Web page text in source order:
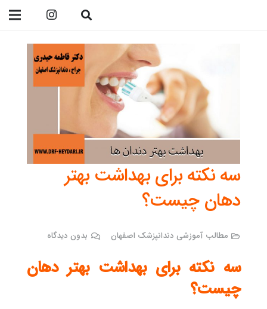
سه نکته برای بهداشت بهتر
دهان چیست؟
مطالب آموزشی دندانپزشک اصفهان بدون دیدگاه
سه نکته برای بهداشت بهتر دهان
چیست؟